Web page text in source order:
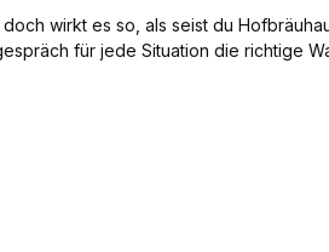
wirkt es so, als seist du
für jede Situation die richtige